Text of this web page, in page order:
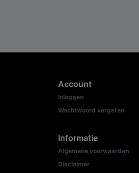
Account
Inloggen
Wachtwoord vergeten
Informatie
Algemene voorwaarden
Disclaimer